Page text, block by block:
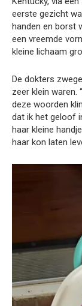
eerste gezicht
handen en borst
een vreemde
kleine lichaam
De dokters
zeer klein waren.
deze woorden
dat ik het geloof
haar kleine
haar kon laten